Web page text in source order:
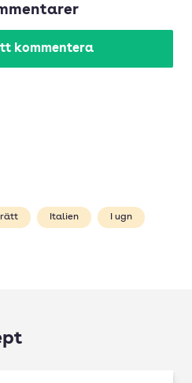
kommentera
Italien I ugn